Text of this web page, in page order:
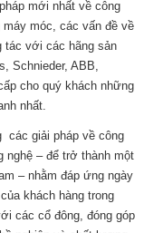
mới nhất về công
móc, các vấn đề về
tác với các hãng sản
Schnieder, ABB,
cho quý khách những
nhất.
các giải pháp về công
nghệ – để trở thành một
– nhằm đáp ứng ngày
khách hàng trong
các cổ đông, đóng góp